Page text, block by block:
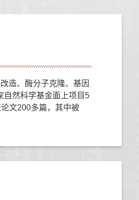
造、酶分子克隆、基因
自然科学基金面上项目5
文200多篇，其中被